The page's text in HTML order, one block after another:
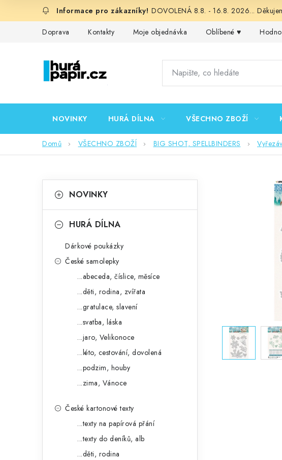
DOVOLENÁ 8.8. - 16.8. 2026...
Doprava Kontakty Moje objednávka Oblíbené ♥️
NOVINKY HURÁ DÍLNA VŠECHNO ZBOŽÍ
Domů VŠECHNO ZBOŽÍ BIG SHOT, SPELLBINDERS
okategorie
a
NOVINKY
HURÁ DÍLNA
Dárkové poukázky
České samolepky
...abeceda, číslice, měsíce
...děti, rodina, zvířata
...gratulace, slavení
...svatba, láska
...jaro, Velikonoce
...léto, cestování, dovolená
...podzim, houby
...zima, Vánoce
České kartonové texty
...texty na papírová přání
...texty do deníků, alb
...děti, rodina